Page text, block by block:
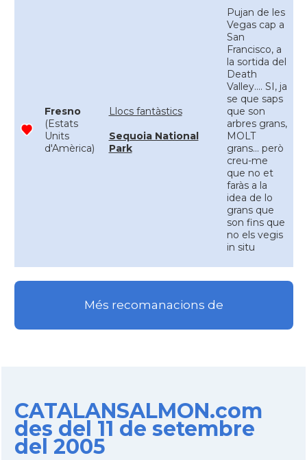
Fresno
(Estats
Units
d'Amèrica)
Llocs fantàstics
Sequoia National
Park
Pujan de les
Vegas cap a
San
Francisco, a
la sortida del
Death
Valley.... SI, ja
se que saps
que son
arbres grans,
MOLT
grans... però
creu-me
que no et
faràs a la
idea de lo
grans que
son fins que
no els vegis
in situ
Més recomanacions de
CATALANSALMON.com
des del 11 de setembre
del 2005